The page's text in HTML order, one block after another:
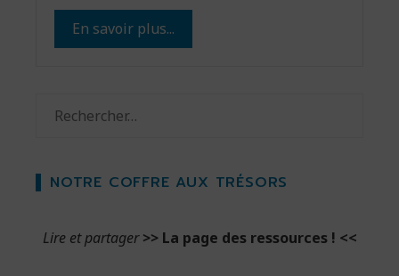
En savoir plus...
NOTRE COFFRE AUX TRÉSORS
Lire et partager>> La page des ressources ! <<